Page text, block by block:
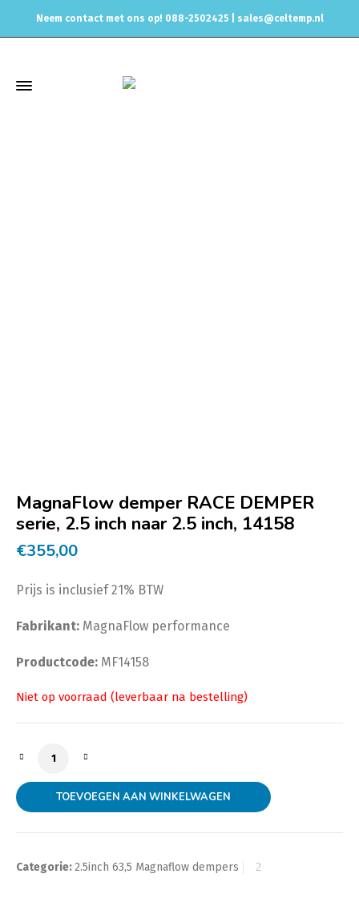
Neem contact met ons op! 088-2502425 | sales@celtemp.nl
MagnaFlow demper RACE DEMPER
serie, 2.5 inch naar 2.5 inch, 14158
€355,00
Prijs is inclusief 21% BTW
Fabrikant: MagnaFlow performance
Productcode: MF14158
MagnaFlow demper RACE DEMPER serie, 2.5 inch
TOEVOEGEN AAN WINKELWAGEN
Categorie:2.5inch 63,5 Magnaflow dempers